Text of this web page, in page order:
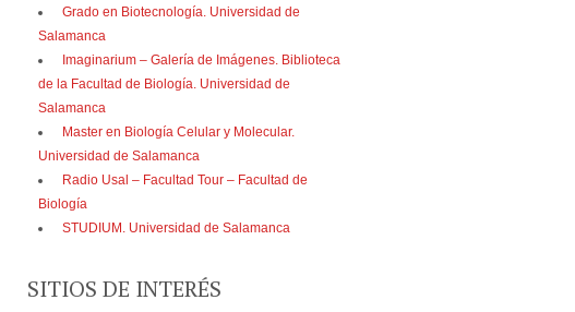
Grado en Biotecnología. Universidad de
Salamanca
Imaginarium – Galería de Imágenes. Biblioteca
de la Facultad de Biología. Universidad de
Salamanca
Master en Biología Celular y Molecular.
Universidad de Salamanca
Radio Usal – Facultad Tour – Facultad de
Biología
STUDIUM. Universidad de Salamanca
SITIOS DE INTERÉS